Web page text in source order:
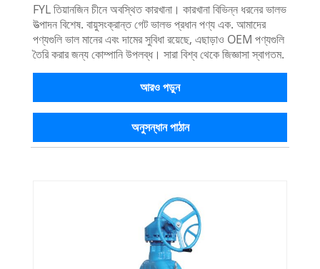
FYL তিয়ানজিন চীনে অবস্থিত কারখানা। কারখানা বিভিন্ন ধরনের ভালভ
উত্পাদন বিশেষ. বায়ুসংক্রান্ত গেট ভালভ প্রধান পণ্য এক. আমাদের
পণ্যগুলি ভাল মানের এবং দামের সুবিধা রয়েছে, এছাড়াও OEM পণ্যগুলি
তৈরি করার জন্য কোম্পানি উপলব্ধ। সারা বিশ্ব থেকে জিজ্ঞাসা স্বাগতম.
আরও পড়ুন
অনুসন্ধান পাঠান